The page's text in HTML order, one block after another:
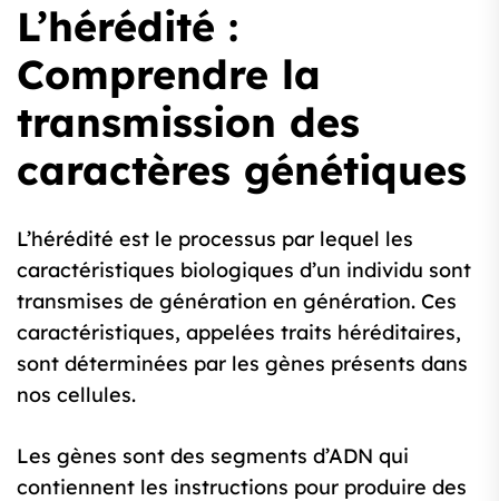
L’hérédité :
Comprendre la
transmission des
caractères génétiques
L’hérédité est le processus par lequel les
caractéristiques biologiques d’un individu sont
transmises de génération en génération. Ces
caractéristiques, appelées traits héréditaires,
sont déterminées par les gènes présents dans
nos cellules.
Les gènes sont des segments d’ADN qui
contiennent les instructions pour produire des